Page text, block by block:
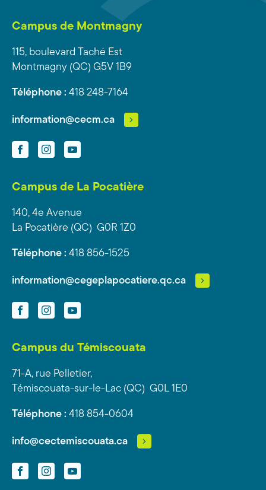
Campus de Montmagny
115, boulevard Taché Est
Montmagny (QC) G5V 1B9
Téléphone : 418 248-7164
information@cecm.ca
FacebookInstagramYouTube
Campus de La Pocatière
140, 4e Avenue
La Pocatière (QC) G0R 1Z0
Téléphone : 418 856-1525
information@cegeplapocatiere.qc.ca
FacebookInstagramYouTube
Campus du Témiscouata
71-A, rue Pelletier,
Témiscouata-sur-le-Lac (QC) G0L 1E0
Téléphone : 418 854-0604
info@cectemiscouata.ca
FacebookInstagramYouTube